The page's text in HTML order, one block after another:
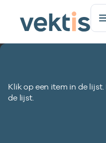
Klik op een item in de
de lijst.